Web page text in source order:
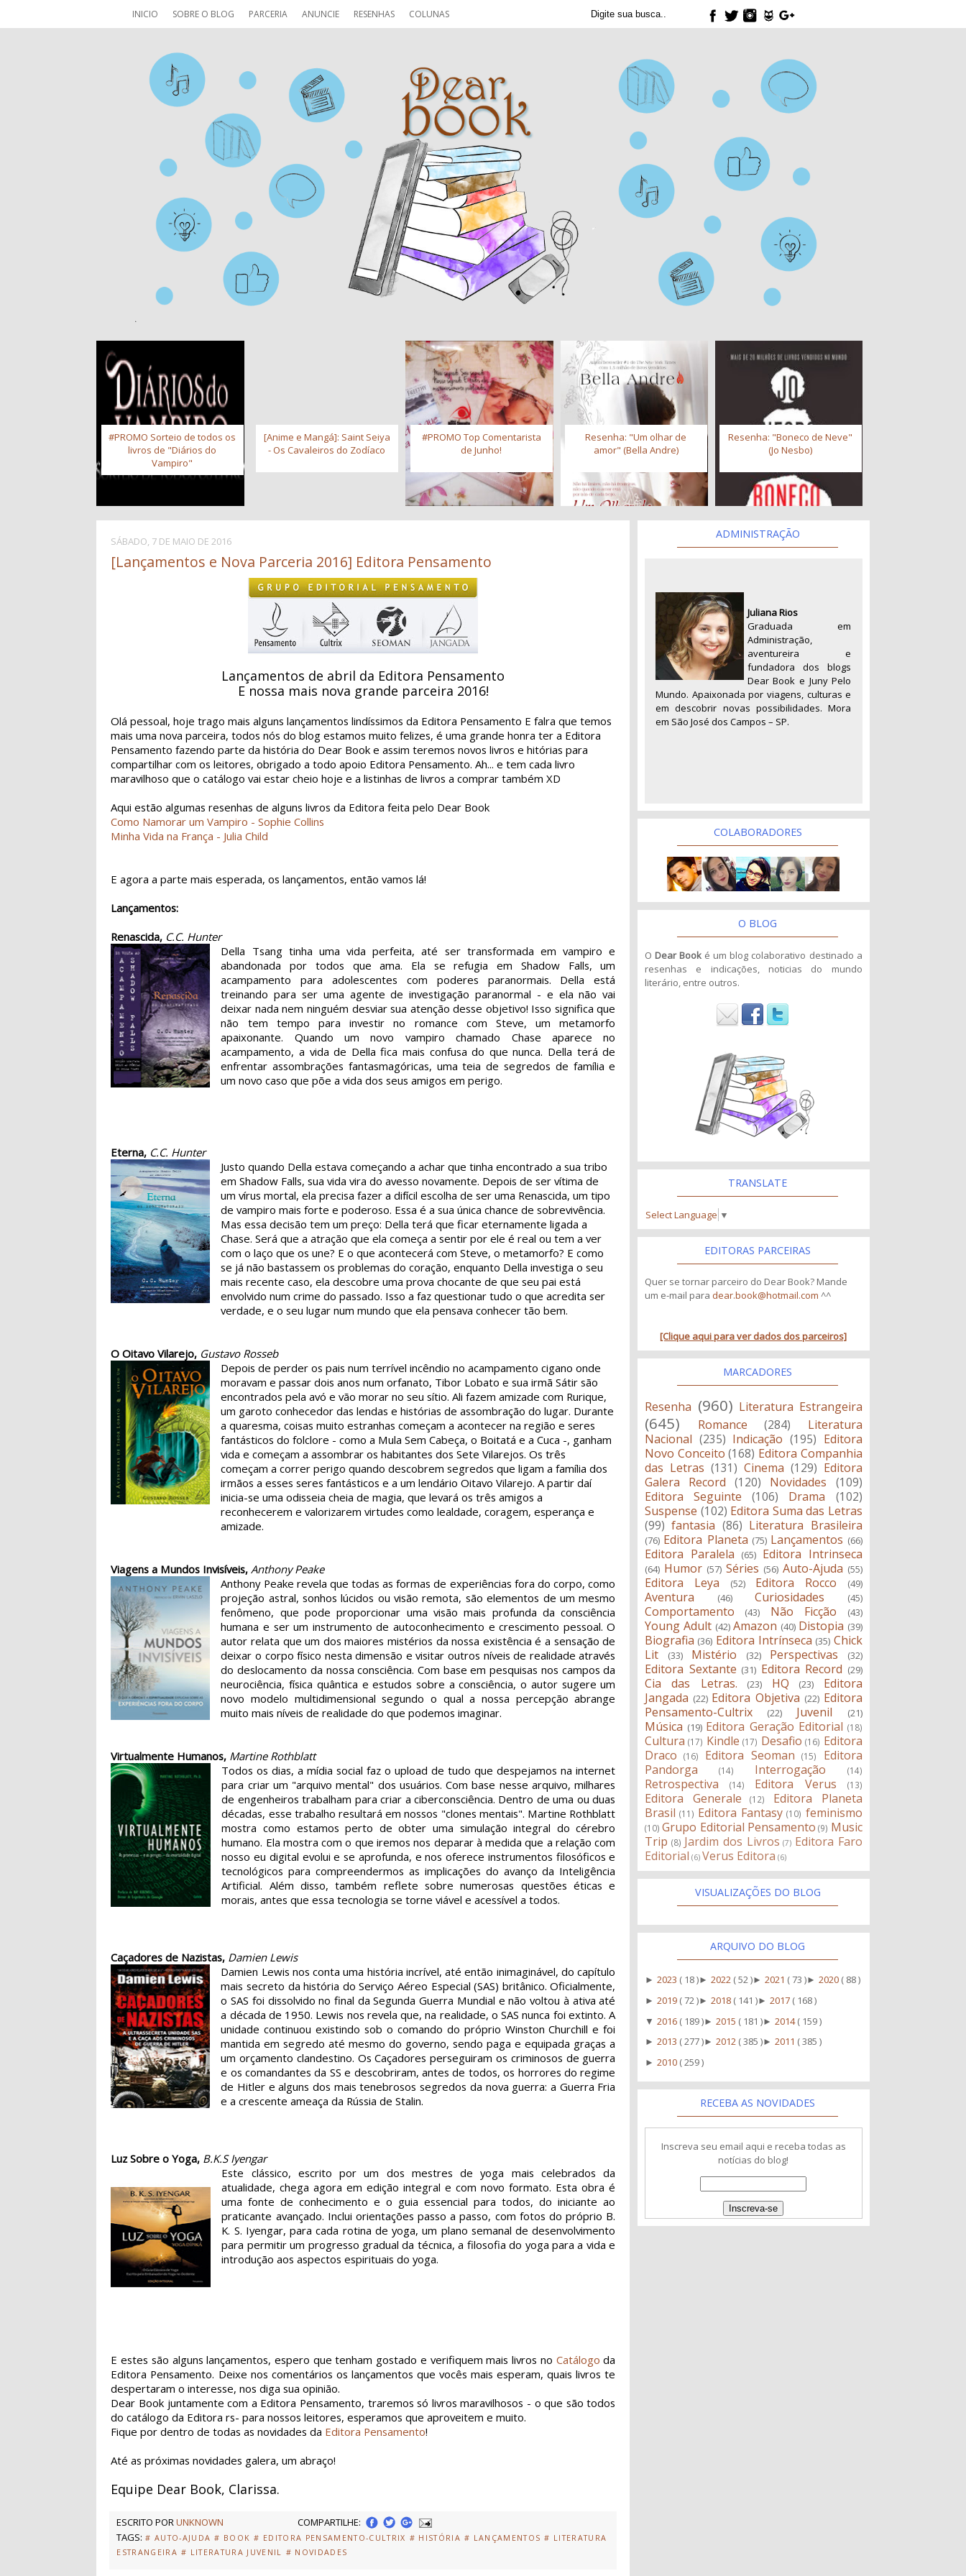
INICIO SOBRE O BLOG PARCERIA ANUNCIE RESENHAS COLUNAS
#PROMO Sorteio de todos os
livros de "Diários do
Vampiro"
[Anime e Mangá]: Saint Seiya
- Os Cavaleiros do Zodíaco
#PROMO Top Comentarista
de Junho!
Resenha: "Um olhar de
amor" (Bella Andre)
Resenha: "Boneco de Neve"
(Jo Nesbo)
SÁBADO, 7 DE MAIO DE 2016
[Lançamentos e Nova Parceria 2016] Editora Pensamento
Lançamentos de abril da Editora Pensamento
E nossa mais nova grande parceira 2016!
Olá pessoal, hoje trago mais alguns lançamentos lindíssimos da Editora Pensamento E falra que temos
mais uma nova parceira, todos nós do blog estamos muito felizes, é uma grande honra ter a Editora
Pensamento fazendo parte da história do Dear Book e assim teremos novos livros e hitórias para
compartilhar com os leitores, obrigado a todo apoio Editora Pensamento. Ah... e tem cada livro
maravilhoso que o catálogo vai estar cheio hoje e a listinhas de livros a comprar também XD
Aqui estão algumas resenhas de alguns livros da Editora feita pelo Dear Book
Como Namorar um Vampiro - Sophie Collins
Minha Vida na França - Julia Child
E agora a parte mais esperada, os lançamentos, então vamos lá!
Lançamentos:
Renascida, C.C. Hunter
Della Tsang tinha uma vida perfeita, até ser transformada em vampiro e
abandonada por todos que ama. Ela se refugia em Shadow Falls, um
acampamento para adolescentes com poderes paranormais. Della está
treinando para ser uma agente de investigação paranormal - e ela não vai
deixar nada nem ninguém desviar sua atenção desse objetivo! Isso significa que
não tem tempo para investir no romance com Steve, um metamorfo
apaixonante. Quando um novo vampiro chamado Chase aparece no
acampamento, a vida de Della fica mais confusa do que nunca. Della terá de
enfrentar assombrações fantasmagóricas, uma teia de segredos de família e
um novo caso que põe a vida dos seus amigos em perigo.
Eterna, C.C. Hunter
Justo quando Della estava começando a achar que tinha encontrado a sua tribo
em Shadow Falls, sua vida vira do avesso novamente. Depois de ser vítima de
um vírus mortal, ela precisa fazer a difícil escolha de ser uma Renascida, um tipo
de vampiro mais forte e poderoso. Essa é a sua única chance de sobrevivência.
Mas essa decisão tem um preço: Della terá que ficar eternamente ligada a
Chase. Será que a atração que ela começa a sentir por ele é real ou tem a ver
com o laço que os une? E o que acontecerá com Steve, o metamorfo? E como
se já não bastassem os problemas do coração, enquanto Della investiga o seu
mais recente caso, ela descobre uma prova chocante de que seu pai está
envolvido num crime do passado. Isso a faz questionar tudo o que acredita ser
verdade, e o seu lugar num mundo que ela pensava conhecer tão bem.
O Oitavo Vilarejo, Gustavo Rosseb
Depois de perder os pais num terrível incêndio no acampamento cigano onde
moravam e passar dois anos num orfanato, Tibor Lobato e sua irmã Sátir são
encontrados pela avó e vão morar no seu sítio. Ali fazem amizade com Rurique,
um garoto conhecedor das lendas e histórias de assombração do lugar. Durante
a quaresma, coisas muito estranhas começam a acontecer na região e seres
fantásticos do folclore - como a Mula Sem Cabeça, o Boitatá e a Cuca -, ganham
vida e começam a assombrar os habitantes dos Sete Vilarejos. Os três
começam a correr perigo quando descobrem segredos que ligam a família dos
irmãos a esses seres fantásticos e a um lendário Oitavo Vilarejo. A partir daí
inicia-se uma odisseia cheia de magia, que levará os três amigos a
reconhecerem e valorizarem virtudes como lealdade, coragem, esperança e
amizade.
Viagens a Mundos Invisíveis,Anthony Peake
Anthony Peake revela que todas as formas de experiências fora do corpo, como
projeção astral, sonhos lúcidos ou visão remota, são elementos de um mesmo
fenômeno, que pode proporcionar uma visão mais profunda da consciência
humana e ser um instrumento de autoconhecimento e crescimento pessoal. O
autor relata que um dos maiores mistérios da nossa existência é a sensação de
deixar o corpo físico nesta dimensão e visitar outros níveis de realidade através
do deslocamento da nossa consciência. Com base em pesquisas nos campos da
neurociência, física quântica e estudos sobre a consciência, o autor sugere um
novo modelo multidimensional segundo o qual a nossa percepção abrange
muito mais níveis de realidade do que podemos imaginar.
Virtualmente Humanos, Martine Rothblatt
Todos os dias, a mídia social faz o upload de tudo que despejamos na internet
para criar um "arquivo mental" dos usuários. Com base nesse arquivo, milhares
de engenheiros trabalham para criar a ciberconsciência. Dentro de uma ou duas
décadas, esse trabalho resultará em nossos "clones mentais". Martine Rothblatt
mostra como estamos perto de obter uma simulação integral do cérebro
humano. Ela mostra com o que iremos nos deparar à medida que a relação com
nosso eu digital evolui e se aprofunda, e nos oferece instrumentos filosóficos e
tecnológicos para compreendermos as implicações do avanço da Inteligência
Artificial. Além disso, também reflete sobre numerosas questões éticas e
morais, antes que essa tecnologia se torne viável e acessível a todos.
Caçadores de Nazistas, Damien Lewis
Damien Lewis nos conta uma história incrível, até então inimaginável, do capítulo
mais secreto da história do Serviço Aéreo Especial (SAS) britânico. Oficialmente,
o SAS foi dissolvido no final da Segunda Guerra Mundial e não voltou à ativa até
a década de 1950. Lewis nos revela que, na realidade, o SAS nunca foi extinto. A
unidade continuou existindo sob o comando do próprio Winston Churchill e foi
mantida em segredo até mesmo do governo, sendo paga e equipada graças a
um orçamento clandestino. Os Caçadores perseguiram os criminosos de guerra
e os comandantes da SS e descobriram, antes de todos, os horrores do regime
de Hitler e alguns dos mais tenebrosos segredos da nova guerra: a Guerra Fria
e a crescente ameaça da Rússia de Stalin.
Luz Sobre o Yoga, B.K.S Iyengar
Este clássico, escrito por um dos mestres de yoga mais celebrados da
atualidade, chega agora em edição integral e com novo formato. Esta obra é
uma fonte de conhecimento e o guia essencial para todos, do iniciante ao
praticante avançado. Inclui orientações passo a passo, com fotos do próprio B.
K. S. Iyengar, para cada rotina de yoga, um plano semanal de desenvolvimento
para permitir um progresso gradual da técnica, a filosofia do yoga para a vida e
introdução aos aspectos espirituais do yoga.
E estes são alguns lançamentos, espero que tenham gostado e verifiquem mais livros no Catálogo da
Editora Pensamento. Deixe nos comentários os lançamentos que vocês mais esperam, quais livros te
despertaram o interesse, nos diga sua opinião.
Dear Book juntamente com a Editora Pensamento, traremos só livros maravilhosos - o que são todos
do catálogo da Editora rs- para nossos leitores, esperamos que aproveitem e muito.
Fique por dentro de todas as novidades da Editora Pensamento!
Até as próximas novidades galera, um abraço!
Equipe Dear Book, Clarissa.
ESCRITO PORUNKNOWN
COMPARTILHE:
TAGS: # AUTO-AJUDA # BOOK # EDITORA PENSAMENTO-CULTRIX # HISTÓRIA # LANÇAMENTOS # LITERATURA
ESTRANGEIRA # LITERATURA JUVENIL # NOVIDADES
ADMINISTRAÇÃO
Juliana Rios
Graduada em
Administração,
aventureira e
fundadora dos blogs
Dear Book e Juny Pelo
Mundo. Apaixonada por viagens, culturas e
em descobrir novas possibilidades. Mora
em São José dos Campos – SP.
COLABORADORES
O BLOG
O Dear Book é um blog colaborativo destinado a
resenhas e indicações, noticias do mundo
literário, entre outros.
TRANSLATE
Select Language ▼
EDITORAS PARCEIRAS
Quer se tornar parceiro do Dear Book? Mande
um e-mail para dear.book@hotmail.com ^^
[Clique aqui para ver dados dos parceiros]
MARCADORES
Resenha (960) Literatura Estrangeira
(645) Romance (284)
Literatura
Nacional (235) Indicação (195) Editora
Novo Conceito (168) Editora Companhia
das Letras (131) Cinema (129) Editora
Galera Record
(120) Novidades
(109)
Editora Seguinte
(106) Drama
(102)
Suspense (102) Editora Suma das Letras
(99) fantasia (86) Literatura Brasileira
(76) Editora Planeta (75) Lançamentos (66)
Editora Paralela (65) Editora Intrinseca
(64) Humor (57) Séries (56) Auto-Ajuda (55)
Editora Leya (52) Editora Rocco (49)
Aventura (46) Curiosidades (45)
Comportamento (43) Não Ficção (43)
Young Adult (42) Amazon (40) Distopia (39)
Biografia (36) Editora Intrínseca (35) Chick
Lit
(33) Mistério (32) Perspectivas (32)
Editora Sextante (31) Editora Record (29)
Cia das Letras. (23) HQ (23)
Editora
Jangada (22) Editora Objetiva (22) Editora
Pensamento-Cultrix
(22) Juvenil (21)
Música (19) Editora Geração Editorial (18)
Cultura (17) Kindle (17) Desafio (16) Editora
Draco
(16) Editora Seoman (15)
Editora
Pandorga
(14) Interrogação (14)
Retrospectiva (14) Editora Verus (13)
Editora Generale (12)
Editora Planeta
Brasil (11) Editora Fantasy (10) feminismo
(10) Grupo Editorial Pensamento (9) Music
Trip (8) Jardim dos Livros (7) Editora Faro
Editorial (6) Verus Editora (6)
VISUALIZAÇÕES DO BLOG
ARQUIVO DO BLOG
►2023 ( 18 )►2022 ( 52 )►2021 ( 73 )►2020 ( 88 )
►2019 ( 72 )►2018 ( 141 )►2017 ( 168 )
▼2016 ( 189 )►2015 ( 181 )►2014( 159 )
►2013 ( 277 )►2012 ( 385 )►2011 ( 385 )
►2010 ( 259 )
RECEBA AS NOVIDADES
Inscreva seu email aqui e receba todas as
notícias do blog!